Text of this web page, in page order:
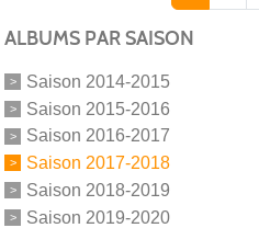
ALBUMS PAR SAISON
Saison 2014-2015
Saison 2015-2016
Saison 2016-2017
Saison 2017-2018
Saison 2018-2019
Saison 2019-2020